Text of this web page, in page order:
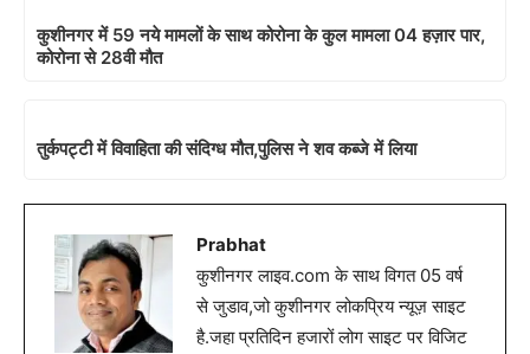
कुशीनगर में 59 नये मामलों के साथ कोरोना के कुल मामला 04 हज़ार पार,
कोरोना से 28वी मौत
तुर्कपट्टी में विवाहिता की संदिग्ध मौत,पुलिस ने शव कब्जे में लिया
Prabhat
कुशीनगर लाइव.com के साथ विगत 05 वर्ष
से जुडाव,जो कुशीनगर लोकप्रिय न्यूज़ साइट
है.जहा प्रतिदिन हजारों लोग साइट पर विजिट